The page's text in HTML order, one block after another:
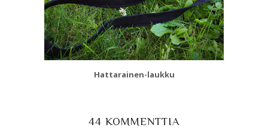
Hattarainen-laukku
44 KOMMENTTIA